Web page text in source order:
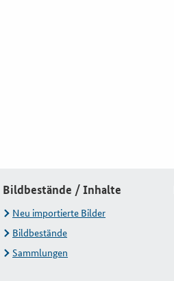
Bildbestände / Inhalte
Neu importierte Bilder
Bildbestände
Sammlungen